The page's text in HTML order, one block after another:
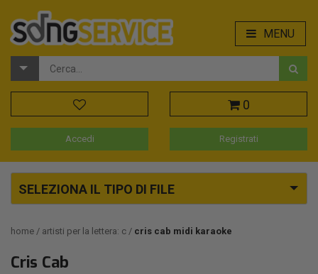
MENU
0
Accedi Registrati
SELEZIONA IL TIPO DI FILE
home artisti per la lettera: c cris cab midi karaoke
Cris Cab